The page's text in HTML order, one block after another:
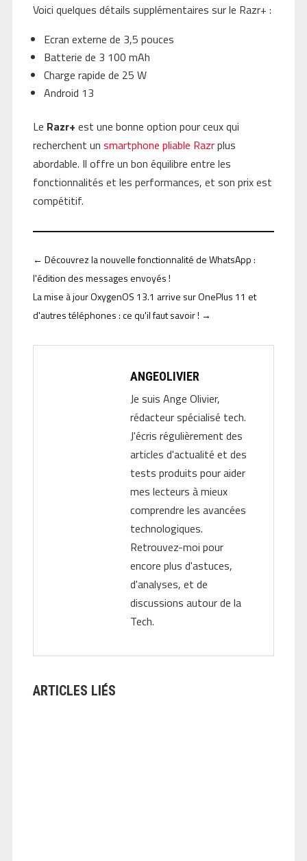
Voici quelques détails supplémentaires sur le Razr+ :
Ecran externe de 3,5 pouces
Batterie de 3 100 mAh
Charge rapide de 25 W
Android 13
Le Razr+ est une bonne option pour ceux qui
recherchent un smartphone pliable Razrplus
abordable. Il offre un bon équilibre entre les
fonctionnalités et les performances, et son prix est
compétitif.
← Découvrez la nouvelle fonctionnalité de WhatsApp :
l'édition des messages envoyés !
La mise à jour OxygenOS 13.1 arrive sur OnePlus 11 et
d'autres téléphones : ce qu'il faut savoir ! →
ANGEOLIVIER
Je suis Ange Olivier,
rédacteur spécialisé tech.
J'écris régulièrement des
articles d'actualité et des
tests produits pour aider
mes lecteurs à mieux
comprendre les avancées
technologiques.
Retrouvez-moi pour
encore plus d'astuces,
d'analyses, et de
discussions autour de la
Tech.
ARTICLES LIÉS